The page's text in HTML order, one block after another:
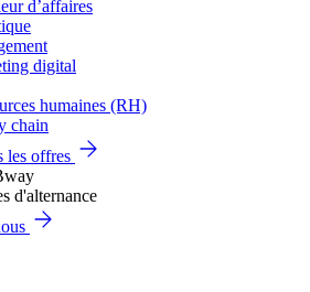
d’affaires
digital
humaines (RH)
chain
les offres
d'alternance